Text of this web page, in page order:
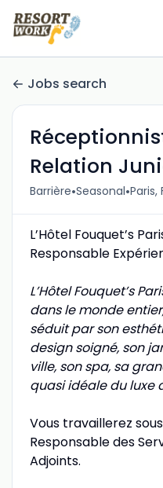
Jobs search
Relation
Barrière•Seasonal•Paris,
L’Hôtel Fouquet’s
Responsable
L’Hôtel Fouquet’s
dans le monde
séduit par son
design soigné, son
ville, son spa, sa
quasi idéale du luxe
Vous travaillerez
Responsable des
Adjoints.